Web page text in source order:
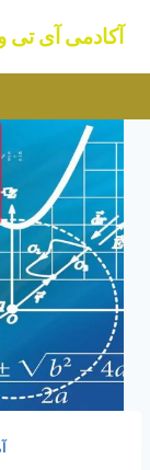
محتوا
آکادمی آی تی